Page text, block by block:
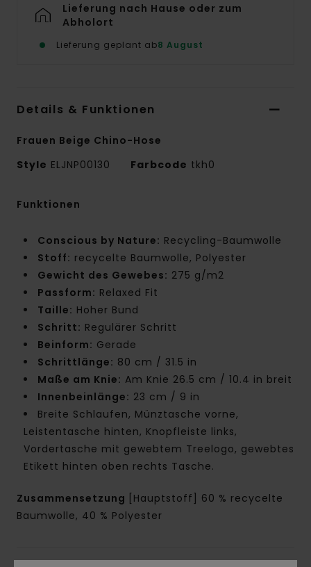
Lieferung nach Hause oder zum
Abholort
Lieferung geplant ab8 August
Details & Funktionen
Frauen Beige Chino-Hose
Style ELJNP00130 Farbcode tkh0
Funktionen
Conscious by Nature: Recycling-Baumwolle
Stoff: recycelte Baumwolle, Polyester
Gewicht des Gewebes: 275 g/m2
Passform: Relaxed Fit
Taille: Hoher Bund
Schritt: Regulärer Schritt
Beinform: Gerade
Schrittlänge: 80 cm / 31.5 in
Maße am Knie: Am Knie 26.5 cm / 10.4 in breit
Innenbeinlänge: 23 cm / 9 in
Breite Schlaufen, Münztasche vorne,
Leistentasche hinten, Knopfleiste links,
Vordertasche mit gewebtem Treelogo, gewebtes
Etikett hinten oben rechts Tasche.
Zusammensetzung
[Hauptstoff] 60 % recycelte
Baumwolle, 40 % Polyester